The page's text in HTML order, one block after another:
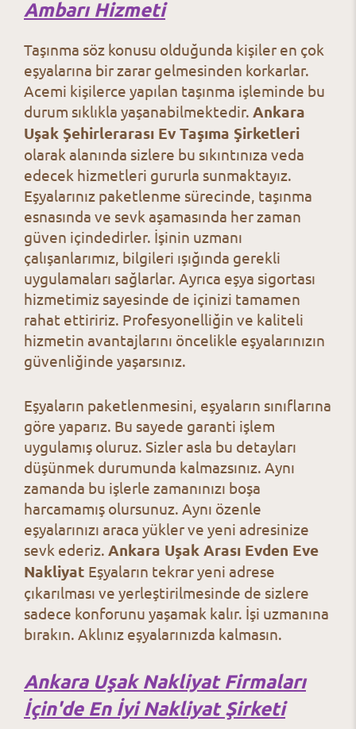
Ambarı Hizmeti
Taşınma söz konusu olduğunda kişiler en çok
eşyalarına bir zarar gelmesinden korkarlar.
Acemi kişilerce yapılan taşınma işleminde bu
durum sıklıkla yaşanabilmektedir. Ankara
Uşak Şehirlerarası Ev Taşıma Şirketleri
olarak alanında sizlere bu sıkıntınıza veda
edecek hizmetleri gururla sunmaktayız.
Eşyalarınız paketlenme sürecinde, taşınma
esnasında ve sevk aşamasında her zaman
güven içindedirler. İşinin uzmanı
çalışanlarımız, bilgileri ışığında gerekli
uygulamaları sağlarlar. Ayrıca eşya sigortası
hizmetimiz sayesinde de içinizi tamamen
rahat ettiririz. Profesyonelliğin ve kaliteli
hizmetin avantajlarını öncelikle eşyalarınızın
güvenliğinde yaşarsınız.
Eşyaların paketlenmesini, eşyaların sınıflarına
göre yaparız. Bu sayede garanti işlem
uygulamış oluruz. Sizler asla bu detayları
düşünmek durumunda kalmazsınız. Aynı
zamanda bu işlerle zamanınızı boşa
harcamamış olursunuz. Aynı özenle
eşyalarınızı araca yükler ve yeni adresinize
sevk ederiz. Ankara Uşak Arası Evden Eve
Nakliyat Eşyaların tekrar yeni adrese
çıkarılması ve yerleştirilmesinde de sizlere
sadece konforunu yaşamak kalır. İşi uzmanına
bırakın. Aklınız eşyalarınızda kalmasın.
Ankara Uşak Nakliyat Firmaları
İçin'de En İyi Nakliyat Şirketi